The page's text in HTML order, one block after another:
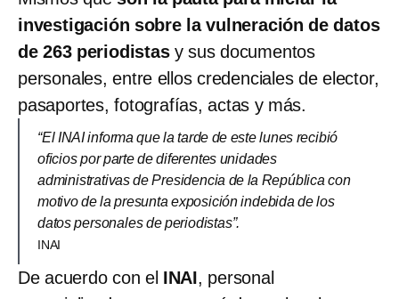
investigación sobre la vulneración de datos
de 263 periodistasy sus documentos
personales, entre ellos credenciales de elector,
pasaportes, fotografías, actas y más.
“El INAI informa que la tarde de este lunes recibió
oficios por parte de diferentes unidades
administrativas de Presidencia de la República con
motivo de la presunta exposición indebida de los
datos personales de periodistas”.
INAI
De acuerdo con el INAI, personal